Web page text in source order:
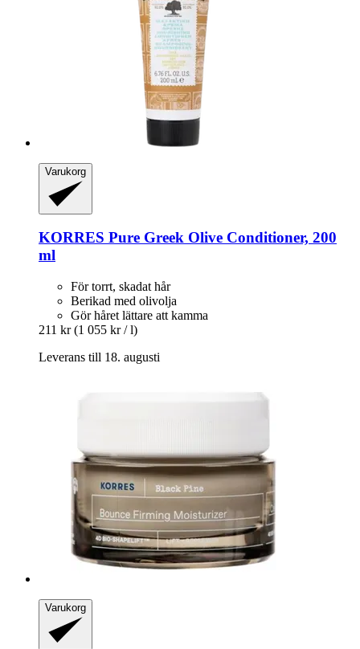
Varukorg
KORRES Pure Greek Olive Conditioner, 200
ml
För torrt, skadat hår
Berikad med olivolja
Gör håret lättare att kamma
211 kr (1 055 kr / l)
Leverans till 18. augusti
Varukorg